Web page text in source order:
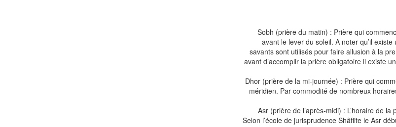
Sobh (prière du matin) : Prière qui
avant le lever du soleil. A noter qu’il
savants sont utilisés pour faire allusion à la
avant d’accomplir la prière obligatoire il existe
Dhor (prière de la mi-journée) : Prière qui
méridien. Par commodité de nombreux
Asr (prière de l’après-midi) : L’horaire de
Selon l’école de jurisprudence Shâfiite le Asr